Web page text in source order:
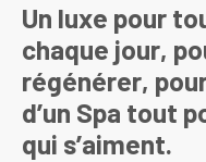
Un luxe pour
chaque jour,
régénérer,
d’un Spa tout
qui s’aiment.